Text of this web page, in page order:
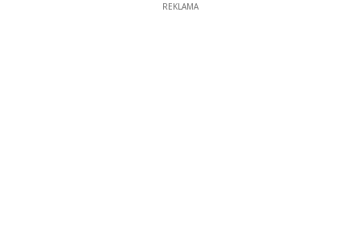
REKLAMA